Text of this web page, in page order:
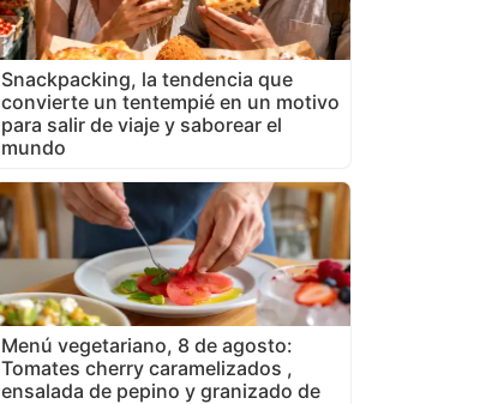
Snackpacking, la tendencia que
convierte un tentempié en un motivo
para salir de viaje y saborear el
mundo
Menú vegetariano, 8 de agosto:
Tomates cherry caramelizados ,
ensalada de pepino y granizado de